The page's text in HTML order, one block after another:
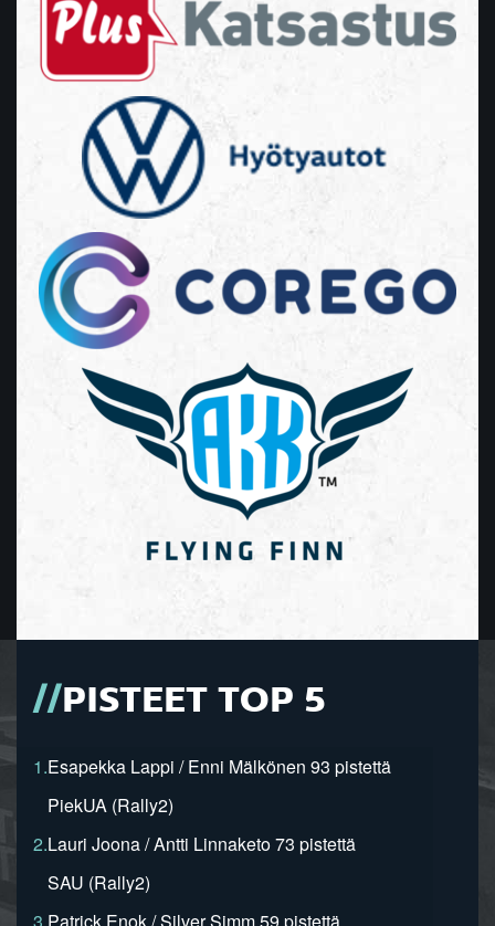
PISTEET TOP 5
1.Esapekka Lappi / Enni Mälkönen 93 pistettä
PiekUA (Rally2)
2.Lauri Joona / Antti Linnaketo 73 pistettä
SAU (Rally2)